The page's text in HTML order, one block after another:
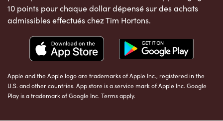
10 points pour chaque dollar dépensé sur des achats
admissibles effectués chez Tim Hortons.
Apple and the Apple logo are trademarks of Apple Inc., registered in the
U.S. and other countries. App store is a service mark of Apple Inc. Google
Play is a trademark of Google Inc. Terms apply.